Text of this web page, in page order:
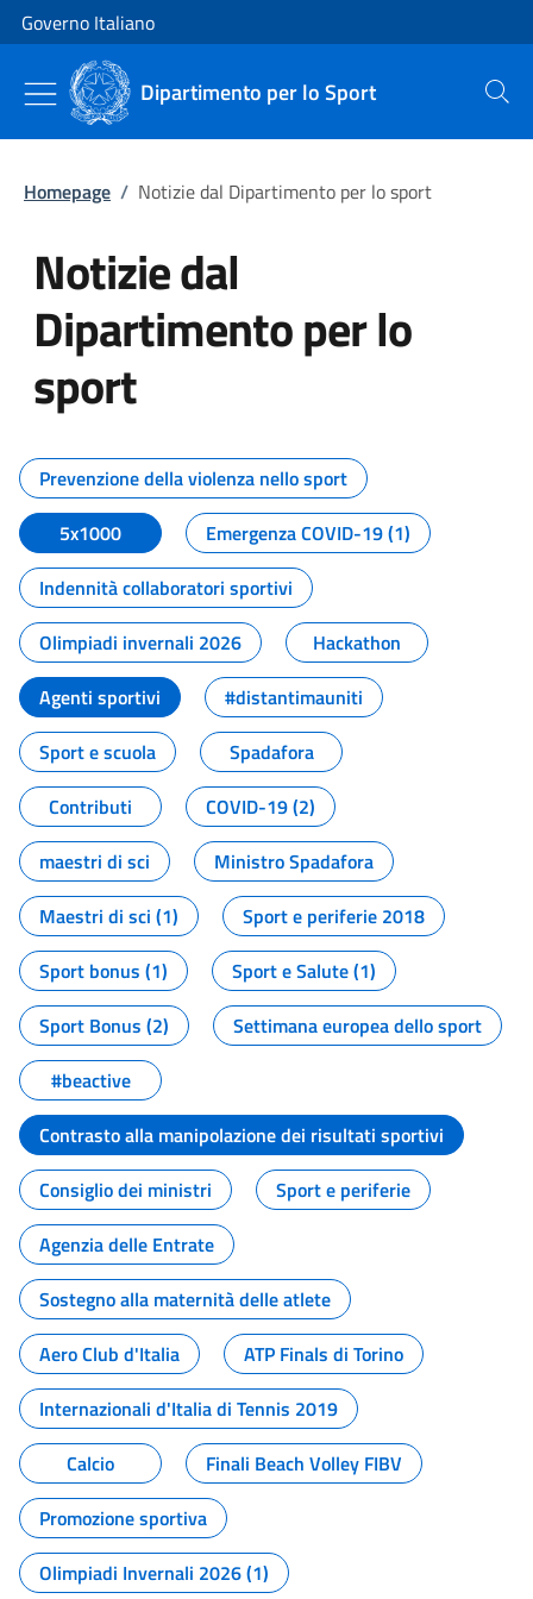
Vai al contenuto
Vai alla navigazione del sito
Governo Italiano
Dipartimento per lo Sport Cerca
Homepage / Notizie dal Dipartimento per lo sport
Notizie dal
Dipartimento per lo
sport
Tutti i contenuti della pagina
Prevenzione della violenza nello sport
5x1000
Emergenza COVID-19 (1)
Indennità collaboratori sportivi
Olimpiadi invernali 2026
Hackathon
Agenti sportivi
#distantimauniti
Sport e scuola
Spadafora
Contributi
COVID-19 (2)
maestri di sci
Ministro Spadafora
Maestri di sci (1)
Sport e periferie 2018
Sport bonus (1)
Sport e Salute (1)
Sport Bonus (2)
Settimana europea dello sport
#beactive
Contrasto alla manipolazione dei risultati sportivi
Consiglio dei ministri
Sport e periferie
Agenzia delle Entrate
Sostegno alla maternità delle atlete
Aero Club d'Italia
ATP Finals di Torino
Internazionali d'Italia di Tennis 2019
Calcio
Finali Beach Volley FIBV
Promozione sportiva
Olimpiadi Invernali 2026 (1)